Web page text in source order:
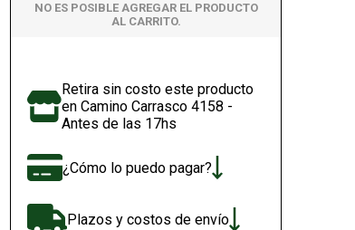
NO ES POSIBLE AGREGAR EL PRODUCTO
AL CARRITO.
Retira sin costo este producto
en Camino Carrasco 4158 -
Antes de las 17hs
¿Cómo lo puedo pagar?
Plazos y costos de envío